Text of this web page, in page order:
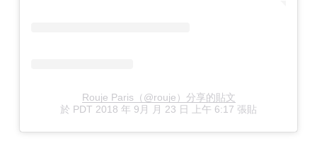
Rouje Paris（@rouje）分享的貼文
於 PDT 2018 年 9月 月 23 日 上午 6:17 張貼